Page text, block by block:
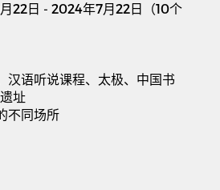
月 22 日 - 2024年7月 22 日（10个
汉语听说课程、太极、中国书
址
不同场所